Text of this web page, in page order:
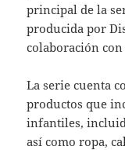
principal de la
producida por
colaboración
La serie cuenta
productos que
infantiles,
así como ropa,